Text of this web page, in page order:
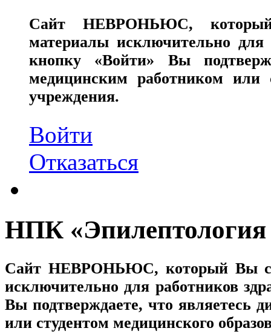
СайтНЕВРОНЬЮС,
материалы исключительно для
кнопку «Войти» Вы
медицинским работником или
учреждения.
Войти
Отказаться
НПК «Эпилептология
Сайт НЕВРОНЬЮС, который Вы
исключительно для работников
Вы подтверждаете, что являетесь
или студентом медицинского